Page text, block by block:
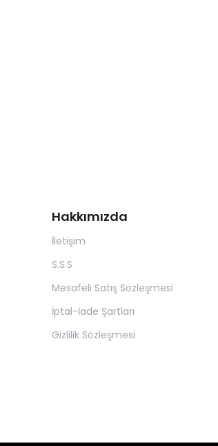
Hakkımızda
İletişim
S.S.S
Mesafeli Satış Sözleşmesi
İptal-İade Şartları
Gizlilik Sözleşmesi